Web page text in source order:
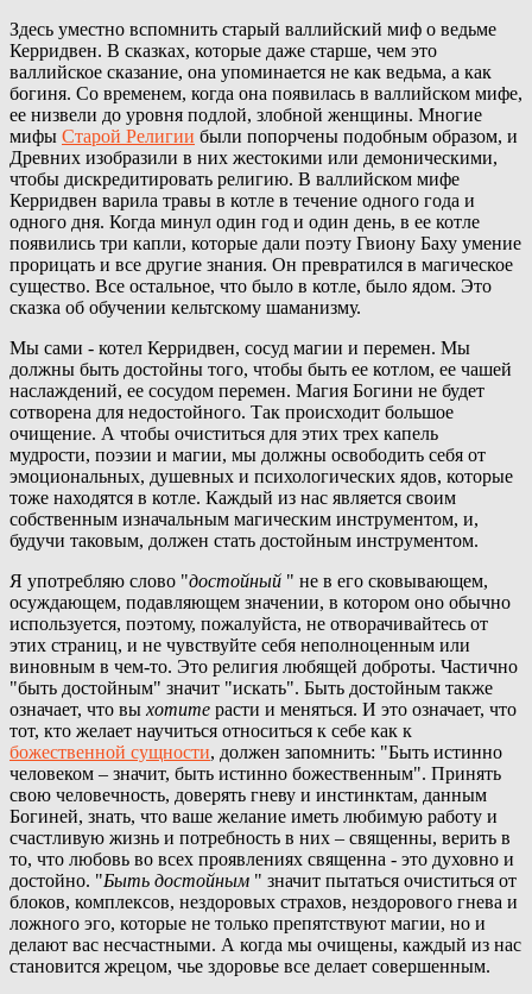
Здесь уместно вспомнить старый валлийский миф о ведьме
Керридвен. В сказках, которые даже старше, чем это
валлийское сказание, она упоминается не как ведьма, а как
богиня. Со временем, когда она появилась в валлийском мифе,
ее низвели до уровня подлой, злобной женщины. Многие
мифы Старой Религии были попорчены подобным образом, и
Древних изобразили в них жестокими или демоническими,
чтобы дискредитировать религию. В валлийском мифе
Керридвен варила травы в котле в течение одного года и
одного дня. Когда минул один год и один день, в ее котле
появились три капли, которые дали поэту Гвиону Баху умение
прорицать и все другие знания. Он превратился в магическое
существо. Все остальное, что было в котле, было ядом. Это
сказка об обучении кельтскому шаманизму.
Мы сами - котел Керридвен, сосуд магии и перемен. Мы
должны быть достойны того, чтобы быть ее котлом, ее чашей
наслаждений, ее сосудом перемен. Магия Богини не будет
сотворена для недостойного. Так происходит большое
очищение. А чтобы очиститься для этих трех капель
мудрости, поэзии и магии, мы должны освободить себя от
эмоциональных, душевных и психологических ядов, которые
тоже находятся в котле. Каждый из нас является своим
собственным изначальным магическим инструментом, и,
будучи таковым, должен стать достойным инструментом.
Я употребляю слово "достойный " не в его сковывающем,
осуждающем, подавляющем значении, в котором оно обычно
используется, поэтому, пожалуйста, не отворачивайтесь от
этих страниц, и не чувствуйте себя неполноценным или
виновным в чем-то. Это религия любящей доброты. Частично
"быть достойным" значит "искать". Быть достойным также
означает, что вы хотите расти и меняться. И это означает, что
тот, кто желает научиться относиться к себе как к
божественной сущности, должен запомнить: "Быть истинно
человеком – значит, быть истинно божественным". Принять
свою человечность, доверять гневу и инстинктам, данным
Богиней, знать, что ваше желание иметь любимую работу и
счастливую жизнь и потребность в них – священны, верить в
то, что любовь во всех проявлениях священна - это духовно и
достойно. "Быть достойным " значит пытаться очиститься от
блоков, комплексов, нездоровых страхов, нездорового гнева и
ложного эго, которые не только препятствуют магии, но и
делают вас несчастными. А когда мы очищены, каждый из нас
становится жрецом, чье здоровье все делает совершенным.